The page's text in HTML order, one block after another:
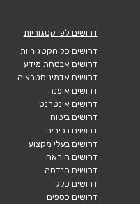
דרושים לפי קטגוריות
דרושים כל הקטגוריות
דרושים אבטחת מידע
דרושים אדמיניסטרציה
דרושים אופנה
דרושים אינטרנט
דרושים ביטוח
דרושים בכירים
דרושים בעלי מקצוע
דרושים הוראה
דרושים הנדסה
דרושים כללי
דרושים כספים